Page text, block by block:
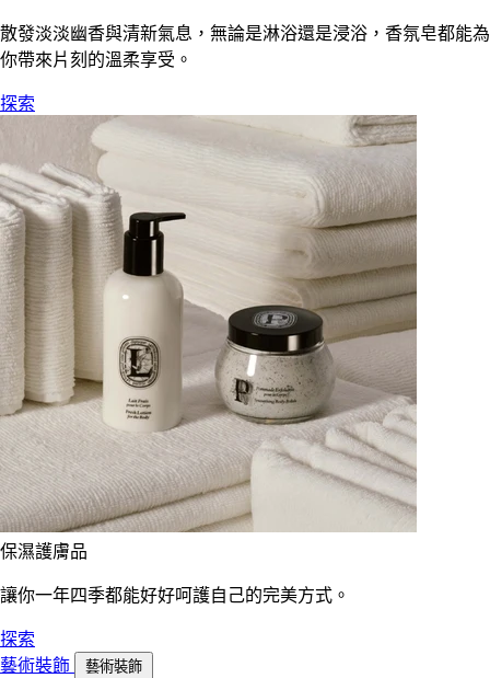
散發淡淡幽香與清新氣息，無論是淋浴還是浸浴，香氛皂都能為
你帶來片刻的溫柔享受。
探索
保濕護膚品
讓你一年四季都能好好呵護自己的完美方式。
探索
藝術裝飾
藝術裝飾